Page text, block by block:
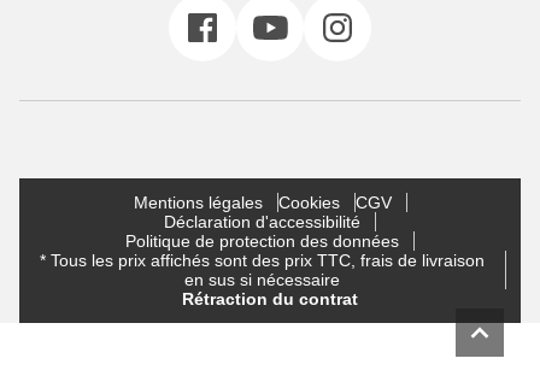
Mentions légales Cookies
CGV
Déclaration d'accessibilité
Politique de protection des données
* Tous les prix affichés sont des prix TTC, frais de livraison
en sus si nécessaire
Rétraction du contrat